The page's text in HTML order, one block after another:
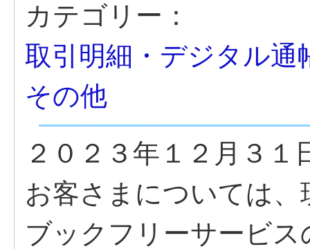
カテゴリー：
取引明細・デジタル通
その他
２０２３年１２月３
お客さまについては
ブックフリーサービ